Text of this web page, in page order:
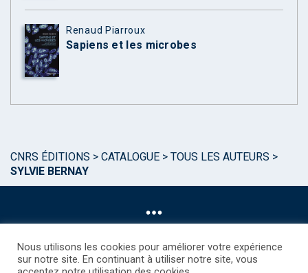
Renaud Piarroux
Sapiens et les microbes
CNRS ÉDITIONS > CATALOGUE > TOUS LES AUTEURS >
SYLVIE BERNAY
Nous utilisons les cookies pour améliorer votre expérience
sur notre site. En continuant à utiliser notre site, vous